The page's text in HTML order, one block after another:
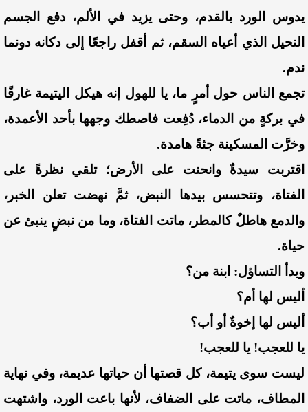
يدوس الورد بالقدم، وحتى يزيد في الألم، دفع الجسم
النحيل الذي أعياه السقم، ثم أقفل راجعًا إلى دكانه دونما
ندم.
تجمع الناس حول أمرٍ ما، يا للهول إنه هيكل اليتيمة غارقًا
في بركةٍ من الدماء، دُفِعت فاصطك وجهها بأحد الأعمدة،
وخرَّت المسكينة جثةً هامدة.
اقتربت سيدةٌ وانحنت على الأرض؛ تلقي نظرةً على
الفتاة، وتتحسس بيدها النبض، ثمَّ نهضت تعلن الخبر،
والدمع هاطلٌ كالمطر، ماتت الفتاة، وما من نبضٍ ينبئ عن
حياة.
وبدأ التساؤل: ابنة من؟
أليس لها أم؟
أليس لها إخوةٌ أو أب؟
يا للعجب! يا للعجب!
ليست سوى يتيمة، كل قصتها أن حياتها عديمة، وفي نهاية
المطاف، ماتت على الضفاف، لأنها باعت الورد، واشتهت